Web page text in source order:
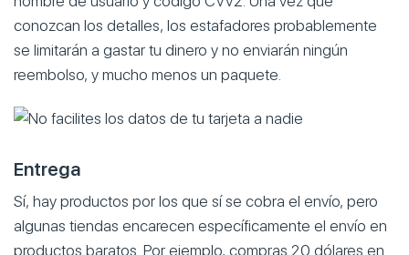
conozcan los detalles, los estafadores probablemente
se limitarán a gastar tu dinero y no enviarán ningún
reembolso, y mucho menos un paquete.
Entrega
Sí, hay productos por los que sí se cobra el envío, pero
algunas tiendas encarecen específicamente el envío en
productos baratos. Por ejemplo, compras 20 dólares en